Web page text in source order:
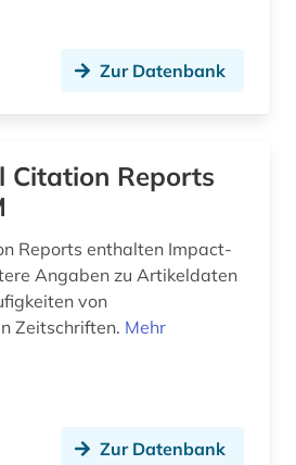
Zur Datenbank
Citation Reports
Reports enthalten Impact-
Angaben zu Artikeldaten
von
Zeitschriften. Mehr
Zur Datenbank